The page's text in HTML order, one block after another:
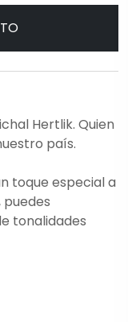
Hertlik. Quien
país.
toque especial a
tonalidades